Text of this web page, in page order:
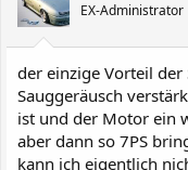
EX-Administrator
der einzige Vorteil
Sauggeräusch
ist und der Motor ein
aber dann so 7PS
kann ich eigentlich